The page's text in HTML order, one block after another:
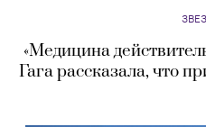
«Медицина
Гага рассказала, что